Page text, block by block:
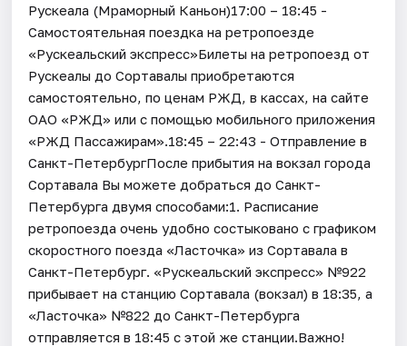
Рускеала (Мраморный Каньон)17:00 – 18:45 -
Самостоятельная поездка на ретропоезде
«Рускеальский экспресс»Билеты на ретропоезд от
Рускеалы до Сортавалы приобретаются
самостоятельно, по ценам РЖД, в кассах, на сайте
ОАО «РЖД» или с помощью мобильного приложения
«РЖД Пассажирам».18:45 – 22:43 - Отправление в
Санкт-ПетербургПосле прибытия на вокзал города
Сортавала Вы можете добраться до Санкт-
Петербурга двумя способами:1. Расписание
ретропоезда очень удобно состыковано с графиком
скоростного поезда «Ласточка» из Сортавала в
Санкт-Петербург. «Рускеальский экспресс» №922
прибывает на станцию Сортавала (вокзал) в 18:35, а
«Ласточка» №822 до Санкт-Петербурга
отправляется в 18:45 с этой же станции.Важно!